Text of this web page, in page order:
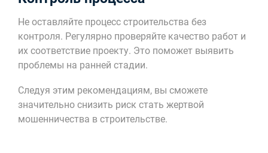
Не оставляйте процесс строительства без
контроля. Регулярно проверяйте качество работ и
их соответствие проекту. Это поможет выявить
проблемы на ранней стадии.
Следуя этим рекомендациям, вы сможете
значительно снизить риск стать жертвой
мошенничества в строительстве.